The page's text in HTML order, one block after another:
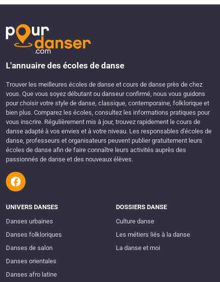
L'annuaire des écoles de danse
Trouver les meilleures écoles de danse et cours de danse près de chez
vous. Que vous soyez débutant ou danseur confirmé, nous vous guidons
pour choisir votre style de danse, classique, contemporaine, folklorique et
bien plus. Comparez les écoles, consultez les informations pratiques pour
vous inscrire. Régulièrement mis à jour, trouvez rapidement le cours de
danse adapté à vos envies et à votre niveau. Les responsables d'écoles de
danse, professeurs et organisateurs peuvent publier gratuitement leurs
écoles de danse afin de faire connaître leurs activités auprès des
passionnés de danse et des nouveaux élèves.
UNIVERS DANSES
Danses urbaines
Danses folkloriques
Danses de salon
Danses orientales
Danses afro latine
DOSSIERS DANSE
Culture danse
Les métiers liés à la danse
La danse et moi